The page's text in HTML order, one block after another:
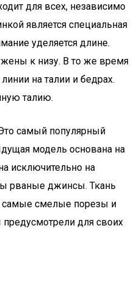
для всех, независимо
является специальная
уделяется длине.
к низу. В то же время
на талии и бедрах.
талию.
самый популярный
модель основана на
исключительно на
рваные джинсы. Ткань
самые смелые порезы и
для своих